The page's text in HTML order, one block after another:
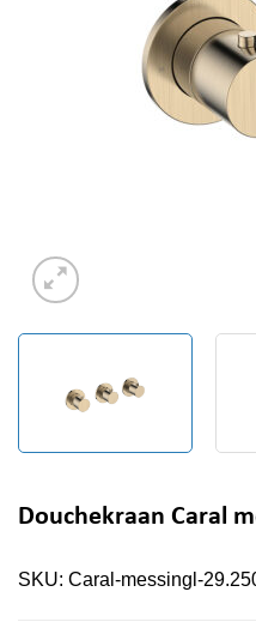
Douchekraan Caral
SKU: Caral-messingl-